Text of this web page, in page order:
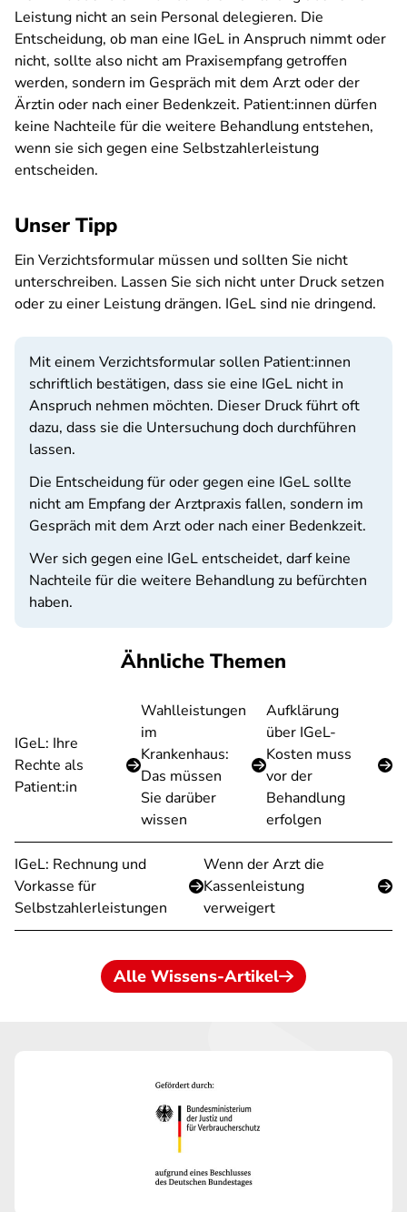
Leistung nicht an sein Personal delegieren. Die
Entscheidung, ob man eine IGeL in Anspruch nimmt oder
nicht, sollte also nicht am Praxisempfang getroffen
werden, sondern im Gespräch mit dem Arzt oder der
Ärztin oder nach einer Bedenkzeit. Patient:innen dürfen
keine Nachteile für die weitere Behandlung entstehen,
wenn sie sich gegen eine Selbstzahlerleistung
entscheiden.
Unser Tipp
Ein Verzichtsformular müssen und sollten Sie nicht
unterschreiben. Lassen Sie sich nicht unter Druck setzen
oder zu einer Leistung drängen. IGeL sind nie dringend.
Mit einem Verzichtsformular sollen Patient:innen
schriftlich bestätigen, dass sie eine IGeL nicht in
Anspruch nehmen möchten. Dieser Druck führt oft
dazu, dass sie die Untersuchung doch durchführen
lassen.
Die Entscheidung für oder gegen eine IGeL sollte
nicht am Empfang der Arztpraxis fallen, sondern im
Gespräch mit dem Arzt oder nach einer Bedenkzeit.
Wer sich gegen eine IGeL entscheidet, darf keine
Nachteile für die weitere Behandlung zu befürchten
haben.
Ähnliche Themen
IGeL: Ihre
Rechte als
Patient:in
Wahlleistungen
im
Krankenhaus:
Das müssen
Sie darüber
wissen
Aufklärung
über IGeL-
Kosten muss
vor der
Behandlung
erfolgen
IGeL: Rechnung und
Vorkasse für
Selbstzahlerleistungen
Wenn der Arzt die
Kassenleistung
verweigert
Alle Wissens-Artikel